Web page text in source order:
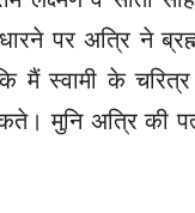
पर अत्रि ने
मैं स्वामी के
मुनि अत्रि की